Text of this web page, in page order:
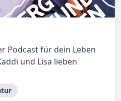
Podcast für dein Leben
und Lisa lieben